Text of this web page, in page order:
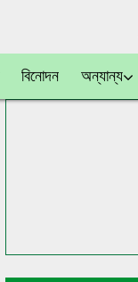
বিনোদন অন্যান্য